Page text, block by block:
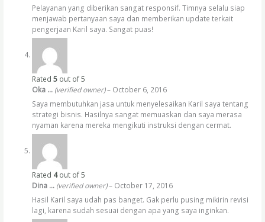
Pelayanan yang diberikan sangat responsif. Timnya selalu siap
menjawab pertanyaan saya dan memberikan update terkait
pengerjaan Karil saya. Sangat puas!
Rated 5out of 5
Oka … (verified owner) – October 6, 2016
Saya membutuhkan jasa untuk menyelesaikan Karil saya tentang
strategi bisnis. Hasilnya sangat memuaskan dan saya merasa
nyaman karena mereka mengikuti instruksi dengan cermat.
Rated 4out of 5
Dina … (verified owner) – October 17, 2016
Hasil Karil saya udah pas banget. Gak perlu pusing mikirin revisi
lagi, karena sudah sesuai dengan apa yang saya inginkan.